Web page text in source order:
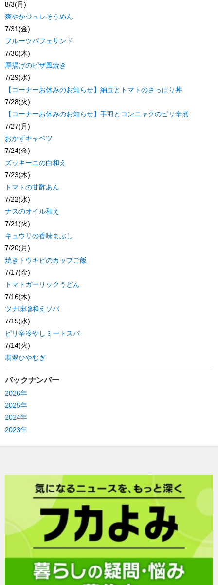
8/3(月)
爽やかジュレそうめん
7/31(金)
フルーツパフェサンド
7/30(木)
厚揚げのピザ風焼き
7/29(水)
【コーナーお休みのお知らせ】納豆とトマトのさっぱり丼
7/28(火)
【コーナーお休みのお知らせ】手羽とコンニャクのピリ辛煮
7/27(月)
おかずキャベツ
7/24(金)
ズッキーニの白和え
7/23(木)
トマトの甘酢あん
7/22(水)
ナスのオイル和え
7/21(火)
キュウリの香味まぶし
7/20(月)
焼きトウキビのカップご飯
7/17(金)
トマトガーリックうどん
7/16(木)
ツナ味噌和えソバ
7/15(水)
ピリ辛冷やしミートスパ
7/14(火)
翡翠ひやむぎ
バックナンバー
2026年
2025年
2024年
2023年